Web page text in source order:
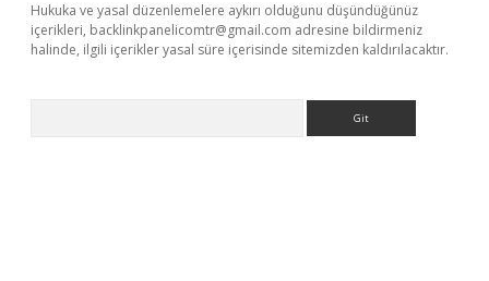
Hukuka ve yasal düzenlemelere aykırı olduğunu düşündüğünüz
içerikleri, backlinkpanelicomtr@gmail.com adresine bildirmeniz
halinde, ilgili içerikler yasal süre içerisinde sitemizden kaldırılacaktır.